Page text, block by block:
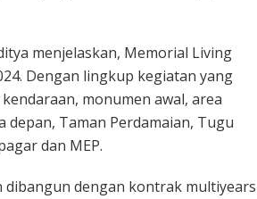
menjelaskan, Memorial Living
Dengan lingkup kegiatan yang
monumen awal, area
Taman Perdamaian, Tugu
dan MEP.
dibangun dengan kontrak multiyears